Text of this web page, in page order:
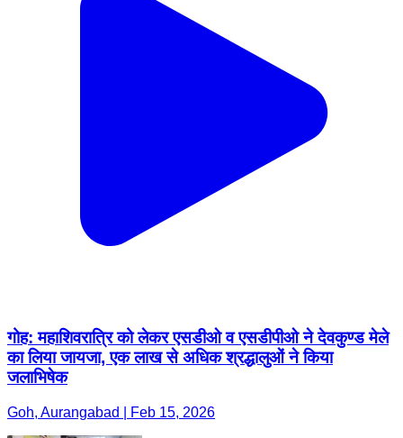
गोह: महाशिवरात्रि को लेकर एसडीओ व एसडीपीओ ने देवकुण्ड मेले
का लिया जायजा, एक लाख से अधिक श्रद्धालुओं ने किया
जलाभिषेक
Goh, Aurangabad | Feb 15, 2026